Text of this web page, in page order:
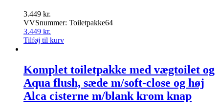
3.449 kr.
VVSnummer: Toiletpakke64
3.449 kr.
Tilføj til kurv
Komplet toiletpakke med vægtoilet og
Aqua flush, sæde m/soft-close og høj
Alca cisterne m/blank krom knap